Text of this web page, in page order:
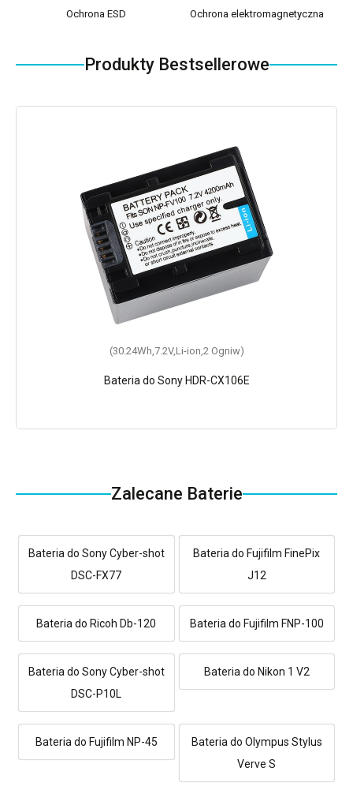
Ochrona ESD Ochrona elektromagnetyczna
Produkty Bestsellerowe
(30.24Wh,7.2V,Li-ion,2 Ogniw)
Bateria do Sony HDR-CX106E
Zalecane Baterie
Bateria do Sony Cyber-shot
DSC-FX77
Bateria do Fujifilm FinePix
J12
Bateria do Ricoh Db-120 Bateria do Fujifilm FNP-100
Bateria do Sony Cyber-shot
DSC-P10L
Bateria do Nikon 1 V2
Bateria do Fujifilm NP-45
Bateria do Olympus Stylus
Verve S